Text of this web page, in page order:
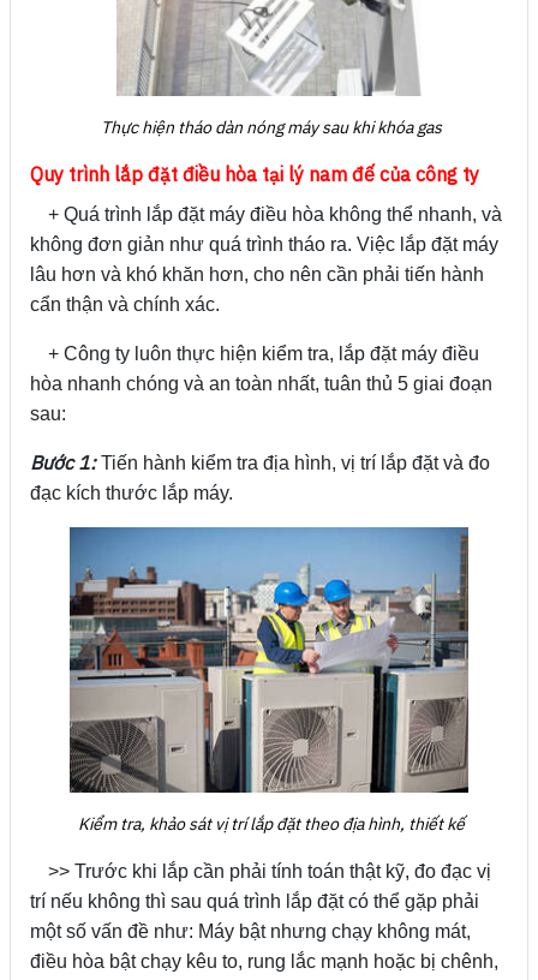
Thực hiện tháo dàn nóng máy sau khi khóa gas
Quy trình lắp đặt điều hòa tại lý nam đế của công ty
+ Quá trình lắp đặt máy điều hòa không thể nhanh, và
không đơn giản như quá trình tháo ra. Việc lắp đặt máy
lâu hơn và khó khăn hơn, cho nên cần phải tiến hành
cẩn thận và chính xác.
+ Công ty luôn thực hiện kiểm tra, lắp đặt máy điều
hòa nhanh chóng và an toàn nhất, tuân thủ 5 giai đoạn
sau:
Bước 1: Tiến hành kiểm tra địa hình, vị trí lắp đặt và đo
đạc kích thước lắp máy.
Kiểm tra, khảo sát vị trí lắp đặt theo địa hình, thiết kế
>> Trước khi lắp cần phải tính toán thật kỹ, đo đạc vị
trí nếu không thì sau quá trình lắp đặt có thể gặp phải
một số vấn đề như: Máy bật nhưng chạy không mát,
điều hòa bật chạy kêu to, rung lắc mạnh hoặc bị chênh,